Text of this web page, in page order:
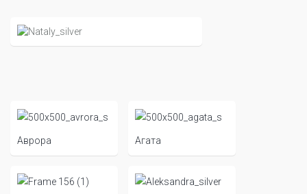
Аврора Агата